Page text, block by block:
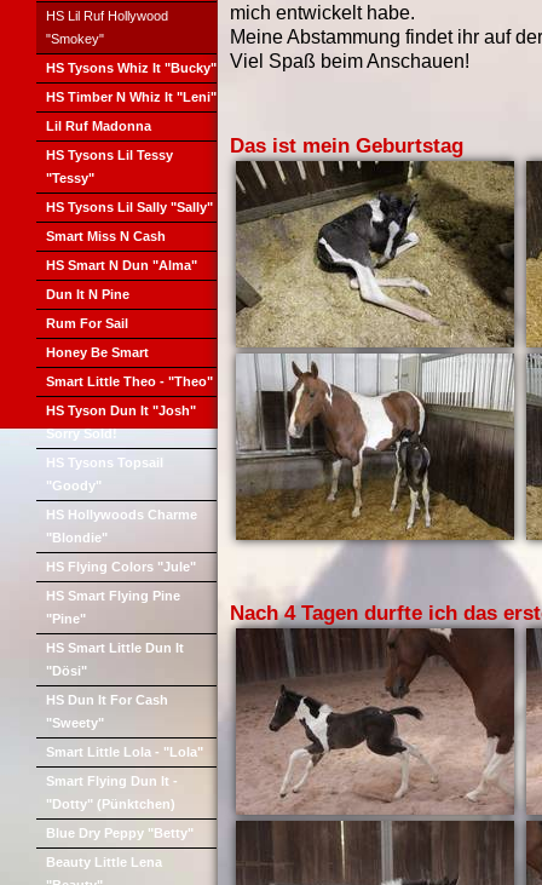
HS Lil Ruf Hollywood
"Smokey"
HS Tysons Whiz It "Bucky"
HS Timber N Whiz It "Leni"
Lil Ruf Madonna
HS Tysons Lil Tessy
"Tessy"
HS Tysons Lil Sally "Sally"
Smart Miss N Cash
HS Smart N Dun "Alma"
Dun It N Pine
Rum For Sail
Honey Be Smart
Smart Little Theo - "Theo"
HS Tyson Dun It "Josh"
Sorry Sold!
HS Tysons Topsail
"Goody"
HS Hollywoods Charme
"Blondie"
HS Flying Colors "Jule"
HS Smart Flying Pine
"Pine"
HS Smart Little Dun It
"Dösi"
HS Dun It For Cash
"Sweety"
Smart Little Lola - "Lola"
Smart Flying Dun It -
"Dotty" (Pünktchen)
Blue Dry Peppy "Betty"
Beauty Little Lena
mich entwickelt habe.
Meine Abstammung findet ihr auf
Viel Spaß beim Anschauen!
Das ist mein Geburtstag
Nach 4 Tagen durfte ich das